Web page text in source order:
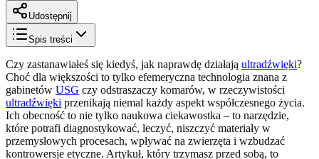
Udostępnij
Spis treści
Czy zastanawiałeś się kiedyś, jak naprawdę działają ultradźwięki?
Choć dla większości to tylko efemeryczna technologia znana z
gabinetów USG czy odstraszaczy komarów, w rzeczywistości
ultradźwięki przenikają niemal każdy aspekt współczesnego życia.
Ich obecność to nie tylko naukowa ciekawostka – to narzędzie,
które potrafi diagnostykować, leczyć, niszczyć materiały w
przemysłowych procesach, wpływać na zwierzęta i wzbudzać
kontrowersje etyczne. Artykuł, który trzymasz przed sobą, to